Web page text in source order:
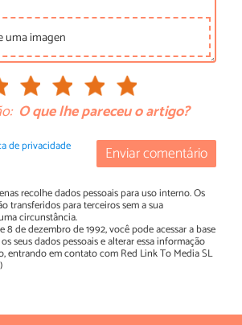
uma imagen
O que lhe pareceu o artigo?
Enviar comentário
de privacidade
recolhe dados pessoais para uso interno. Os
transferidos para terceiros sem a sua
circunstância.
8 de dezembro de 1992, você pode acessar a base
seus dados pessoais e alterar essa informação
entrando em contato com Red Link To Media SL
)